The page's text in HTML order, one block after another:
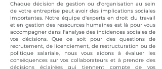
Chaque décision de gestion ou d'organisation au sein
de votre entreprise peut avoir des implications sociales
importantes. Notre équipe d'experts en droit du travail
et en gestion des ressources humaines est là pour vous
accompagner dans l'analyse des incidences sociales de
vos décisions. Que ce soit pour des questions de
recrutement, de licenciement, de restructuration ou de
politique salariale, nous vous aidons à évaluer les
conséquences sur vos collaborateurs et à prendre des
décisions éclairées qui tiennent compte de vos